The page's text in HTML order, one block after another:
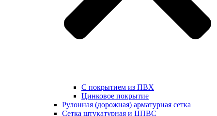
С покрытием из ПВХ
Цинковое покрытие
Рулонная (дорожная) арматурная сетка
Сетка штукатурная и ЦПВС